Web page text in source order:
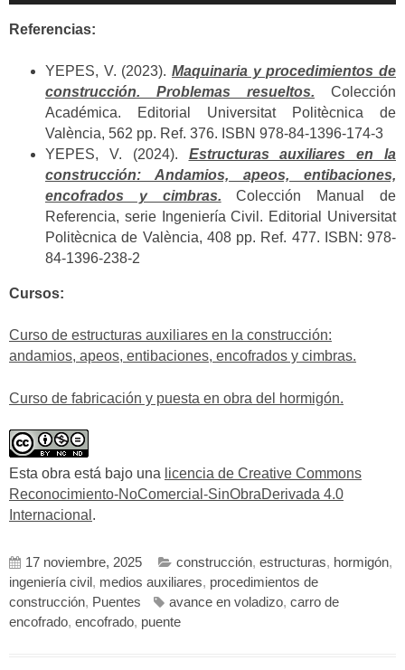
Referencias:
YEPES, V. (2023). Maquinaria y procedimientos de
construcción. Problemas resueltos. Colección
Académica. Editorial Universitat Politècnica de
València, 562 pp. Ref. 376. ISBN 978-84-1396-174-3
YEPES, V. (2024). Estructuras auxiliares en la
construcción: Andamios, apeos, entibaciones,
encofrados y cimbras. Colección Manual de
Referencia, serie Ingeniería Civil. Editorial Universitat
Politècnica de València, 408 pp. Ref. 477. ISBN: 978-
84-1396-238-2
Cursos:
Curso de estructuras auxiliares en la construcción:
andamios, apeos, entibaciones, encofrados y cimbras.
Curso de fabricación y puesta en obra del hormigón.
Esta obra está bajo una licencia de Creative Commons
Reconocimiento-NoComercial-SinObraDerivada 4.0
Internacional .
17 noviembre, 2025 construcción, estructuras, hormigón,
ingeniería civil , medios auxiliares, procedimientos de
construcción, Puentes avance en voladizo, carro de
encofrado, encofrado, puente